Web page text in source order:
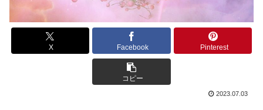
X Facebook Pinterest
コピー
2023.07.03